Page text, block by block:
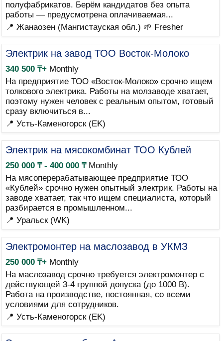
полуфабрикатов. Берём кандидатов без опыта
работы — предусмотрена оплачиваемая...
📍 Жанаозен (Мангистауская обл.) 🌱 Fresher
Электрик на завод ТОО Восток-Молоко
340 500 ₸+Monthly
На предприятие ТОО «Восток-Молоко» срочно ищем
толкового электрика. Работы на молзаводе хватает,
поэтому нужен человек с реальным опытом, готовый
сразу включиться в...
📍 Усть-Каменогорск (EK)
Электрик на мясокомбинат ТОО Кублей
250 000 ₸ - 400 000 ₸Monthly
На мясоперерабатывающее предприятие ТОО
«Кублей» срочно нужен опытный электрик. Работы на
заводе хватает, так что ищем специалиста, который
разбирается в промышленном...
📍 Уральск (WK)
Электромонтер на маслозавод в УКМЗ
250 000 ₸+Monthly
На маслозавод срочно требуется электромонтер с
действующей 3-4 группой допуска (до 1000 В).
Работа на производстве, постоянная, со всеми
условиями для сотрудников.
📍 Усть-Каменогорск (EK)